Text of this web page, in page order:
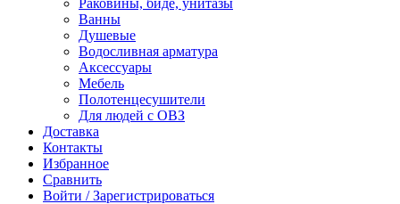
нержавеющая
светлое
золото
Ванны
Душевые
Водосливная арматура
Аксессуары
Мебель
Полотенцесушители
Для людей с ОВЗ
Доставка
Контакты
Избранное
Сравнить
Войти / Зарегистрироваться